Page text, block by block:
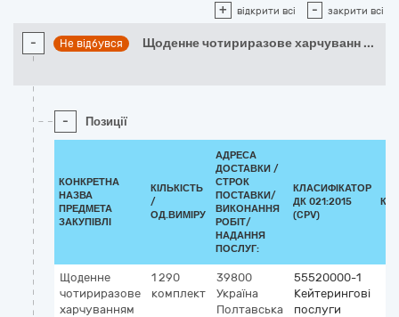
+ відкрити всі - закрити всі
- Не відбувся Щоденне чотириразове харчуванн ...
- Позиції
КОНКРЕТНА
НАЗВА
ПРЕДМЕТА
ЗАКУПІВЛІ
КІЛЬКІСТЬ
/
ОД.ВИМІРУ
АДРЕСА
ДОСТАВКИ /
СТРОК
ПОСТАВКИ/
ВИКОНАННЯ
РОБІТ/
НАДАННЯ
ПОСЛУГ:
КЛАСИФІКАТОР
ДК 021:2015
(CPV)
Щоденне
чотириразове
харчуванням
1 290
комплект
39800
Україна
Полтавська
55520000-1
Кейтерингові
послуги